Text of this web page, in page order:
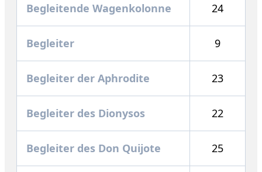
Begleitende Wagenkolonne 24
Begleiter 9
Begleiter der Aphrodite 23
Begleiter des Dionysos 22
Begleiter des Don Quijote 25